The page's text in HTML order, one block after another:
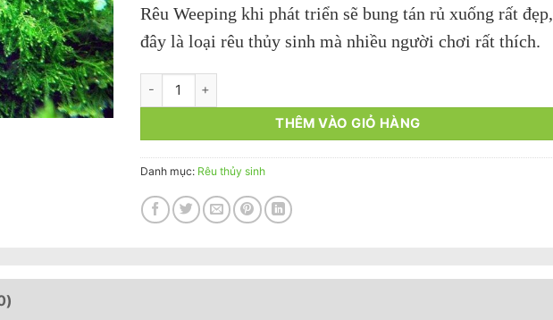
Rêu Weeping khi phát triển sẽ bung tán rủ xuống rất đẹp,
đây là loại rêu thủy sinh mà nhiều người chơi rất thích.
THÊM VÀO GIỎ HÀNG
Danh mục: Rêu thủy sinh